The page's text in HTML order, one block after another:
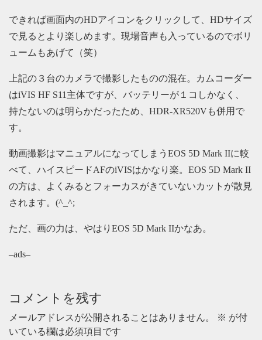
できれば画面内のHDアイコンをクリックして、HDサイズ
で見るとより楽しめます。現場音声も入っているのでボリ
ュームもあげて（笑）
上記の３台のカメラで撮影したものの混在。カムコーダー
はiVIS HF S11主体ですが、バッテリーが１コしかなく、
持たないのは明らかだったため、HDR-XR520Vも併用で
す。
動画撮影はマニュアルになってしまうEOS 5D Mark IIに較
べて、ハイスピードAFのiVISはかなり楽。EOS 5D Mark II
の方は、よくみるとフォーカスがきていないカットが散見
されます。(^_^;
ただ、画の力は、やはりEOS 5D Mark IIかなあ。
–ads–
コメントを残す
メールアドレスが公開されることはありません。 ※ が付
いている欄は必須項目です